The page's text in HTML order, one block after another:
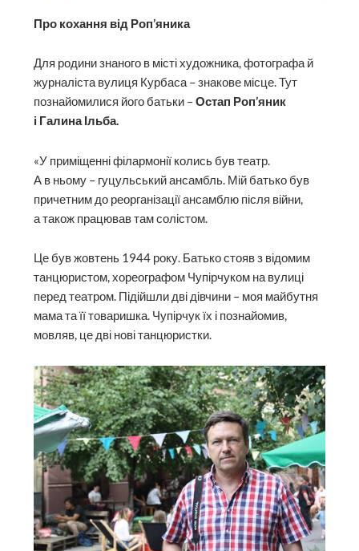
Про кохання від Роп’яника
Для родини знаного в місті художника, фотографа й
журналіста вулиця Курбаса – знакове місце. Тут
познайомилися його батьки –Остап Роп’яник
і Галина Ільба.
«У приміщенні філармонії колись був театр.
А в ньому – гуцульський ансамбль. Мій батько був
причетним до реорганізації ансамблю після війни,
а також працював там солістом.
Це був жовтень 1944 року. Батько стояв з відомим
танцюристом, хореографом Чупірчуком на вулиці
перед театром. Підійшли дві дівчини – моя майбутня
мама та її товаришка. Чупірчук їх і познайомив,
мовляв, це дві нові танцюристки.